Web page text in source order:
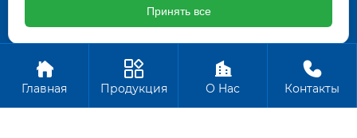
Авторское право ©ООО Датун Тунхуа Горных Машин
Производство

Главная

Продукция

О Hас

Контакты
Принять все